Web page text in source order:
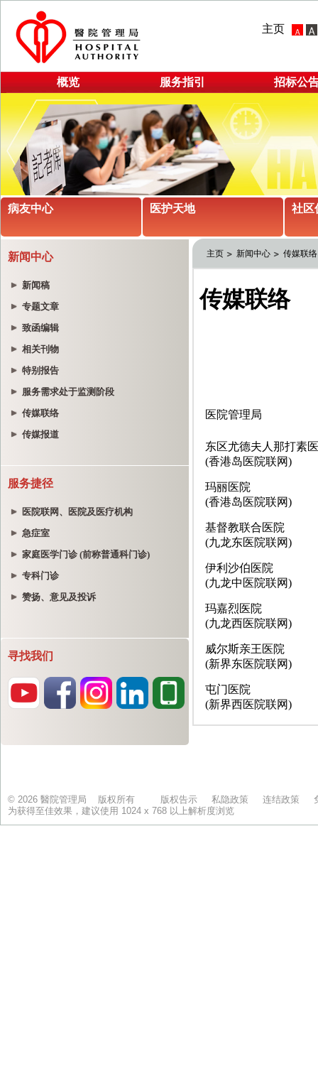
主页
概览 服务指引 招标公
病友中心 医护天地 社区
新闻中心
新闻稿
专题文章
致函编辑
相关刊物
特别报告
服务需求处于监测阶段
传媒联络
传媒报道
服务捷径
医院联网、医院及医疗机构
急症室
家庭医学门诊 (前称普通科门诊)
专科门诊
赞扬、意见及投诉
寻找我们
主页 新闻中心 传媒联络
© 2026 醫院管理局 版权所有 版权告示 私隐政策 连结政策
为获得至佳效果，建议使用 1024 x 768 以上解析度浏览